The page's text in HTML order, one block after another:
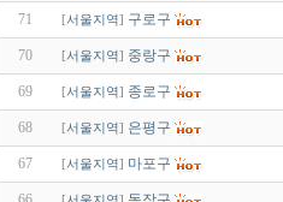
71 [서울지역] 구로구
70 [서울지역] 중랑구
69 [서울지역] 종로구
68 [서울지역] 은평구
67 [서울지역] 마포구